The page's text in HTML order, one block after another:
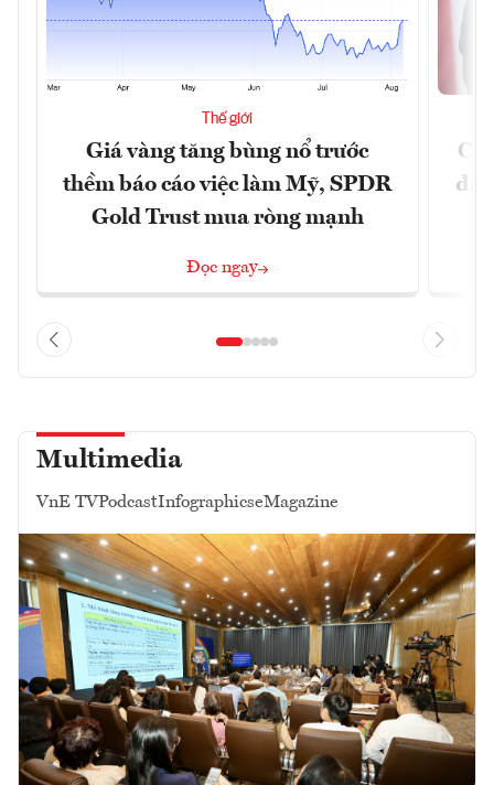
Thế giới
Giá vàng tăng bùng nổ trước
thềm báo cáo việc làm Mỹ, SPDR
Gold Trust mua ròng mạnh
Đọc ngay
đã
Multimedia
VnE TVPodcastInfographicseMagazine